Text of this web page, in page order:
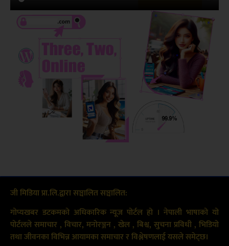
जी मिडिया प्रा.लि.द्वारा सञ्चालित सञ्चालित:
गोप्यखबर डटकमको अधिकारिक न्यूज पोर्टल हो । नेपाली भाषाको यो
पोर्टलले समाचार , विचार, मनोरञ्जन , खेल , बिश्व, सुचना प्रविधी , भिडियो
तथा जीवनका विभिन्न आयामका समाचार र विश्लेषणलाई यसले समेट्छ।